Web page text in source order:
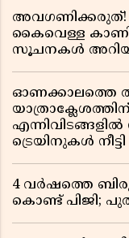
അവഗണിക്കരുത്!
കൈവെള്ള
സൂചനകൾ
ഓണക്കാലത്തെ
ട്രെയിനുകൾ നീട്ടി
4 വർഷത്തെ
കൊണ്ട് പിജി;